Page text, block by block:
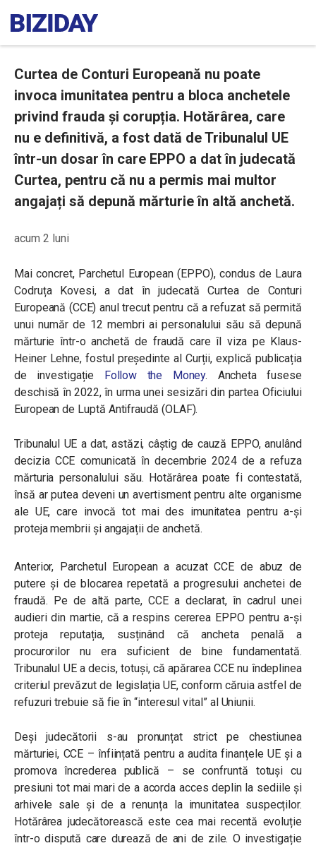
Curtea de Conturi Europeană nu poate
invoca imunitatea pentru a bloca anchetele
privind frauda și corupția. Hotărârea, care
nu e definitivă, a fost dată de Tribunalul UE
într-un dosar în care EPPO a dat în judecată
Curtea, pentru că nu a permis mai multor
angajați să depună mărturie în altă anchetă.
acum 2 luni
Mai concret, Parchetul European (EPPO), condus de Laura
Codruța Kovesi, a dat în judecată Curtea de Conturi
Europeană (CCE) anul trecut pentru că a refuzat să permită
unui număr de 12 membri ai personalului său să depună
mărturie într-o anchetă de fraudă care îl viza pe Klaus-
Heiner Lehne, fostul președinte al Curții, explică publicația
de investigație Follow the Money. Ancheta fusese
deschisă în 2022, în urma unei sesizări din partea Oficiului
European de Luptă Antifraudă (OLAF).
Tribunalul UE a dat, astăzi, câștig de cauză EPPO, anulând
decizia CCE comunicată în decembrie 2024 de a refuza
mărturia personalului său. Hotărârea poate fi contestată,
însă ar putea deveni un avertisment pentru alte organisme
ale UE, care invocă tot mai des imunitatea pentru a-și
proteja membrii și angajații de anchetă.
Anterior, Parchetul European a acuzat CCE de abuz de
putere și de blocarea repetată a progresului anchetei de
fraudă. Pe de altă parte, CCE a declarat, în cadrul unei
audieri din martie, că a respins cererea EPPO pentru a-și
proteja reputația, susținând că ancheta penală a
procurorilor nu era suficient de bine fundamentată.
Tribunalul UE a decis, totuși, că apărarea CCE nu îndeplinea
criteriul prevăzut de legislația UE, conform căruia astfel de
refuzuri trebuie să fie în “interesul vital” al Uniunii.
Deși judecătorii s-au pronunțat strict pe chestiunea
mărturiei, CCE – înființată pentru a audita finanțele UE și a
promova încrederea publică – se confruntă totuși cu
presiuni tot mai mari de a acorda acces deplin la sediile și
arhivele sale și de a renunța la imunitatea suspecților.
Hotărârea judecătorească este cea mai recentă evoluție
într-o dispută care durează de ani de zile. O investigație